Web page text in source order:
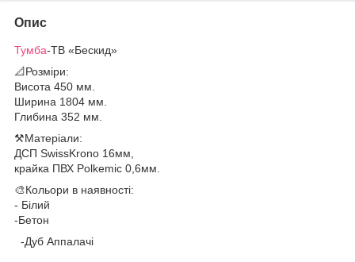
Опис
Тумба-ТВ «Бескид»
📐Розміри:
Висота 450 мм.
Ширина 1804 мм.
Глибина 352 мм.
⚒️Матеріали:
ДСП SwissKrono 16мм,
крайка ПВХ Polkemic 0,6мм.
🎨Кольори в наявності:
- Білий
-Бетон
-Дуб Аппалачі